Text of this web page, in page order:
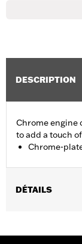
DESCRIPTION
Chrome engine
to add a touch
Chrome-
DÉTAILS